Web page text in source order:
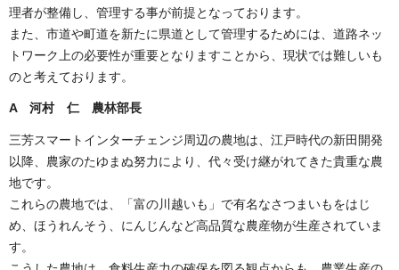
理者が整備し、管理する事が前提となっております。
また、市道や町道を新たに県道として管理するためには、道路ネッ
トワーク上の必要性が重要となりますことから、現状では難しいも
のと考えております。
A 河村 仁 農林部長
三芳スマートインターチェンジ周辺の農地は、江戸時代の新田開発
以降、農家のたゆまぬ努力により、代々受け継がれてきた貴重な農
地です。
これらの農地では、「富の川越いも」で有名なさつまいもをはじ
め、ほうれんそう、にんじんなど高品質な農産物が生産されていま
す。